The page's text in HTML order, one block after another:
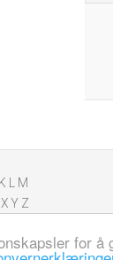
for å
K
M
XY Z